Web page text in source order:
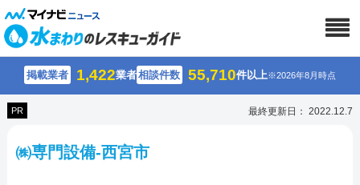
掲載業者 1,422業者相談件数 55,710件以上※2026年8月時点
PR 最終更新日： 2022.12.7
㈱専門設備-西宮市